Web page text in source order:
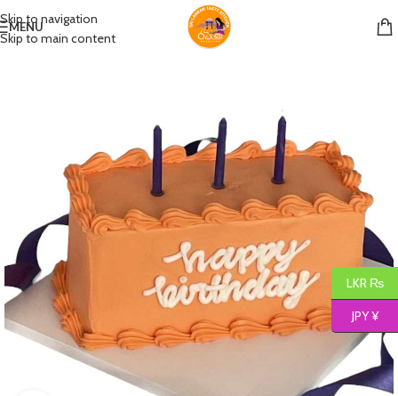
Skip to navigation
Skip to main content
MENU
LKR ₨
JPY ¥